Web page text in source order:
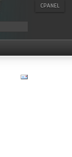
CPANEL